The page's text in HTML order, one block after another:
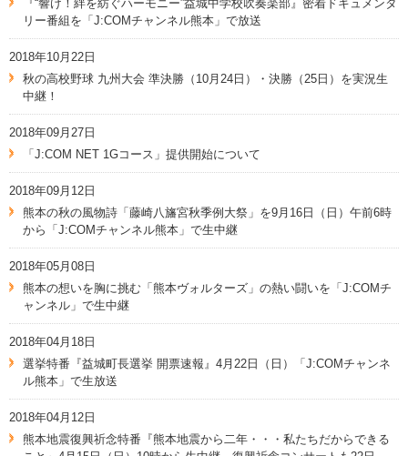
『“響け！絆を紡ぐハーモニー”益城中学校吹奏楽部』密着ドキュメンタ
リー番組を「J:COMチャンネル熊本」で放送
2018年10月22日
秋の高校野球 九州大会 準決勝（10月24日）・決勝（25日）を実況生
中継！
2018年09月27日
「J:COM NET 1Gコース」提供開始について
2018年09月12日
熊本の秋の風物詩「藤崎八旛宮秋季例大祭」を9月16日（日）午前6時
から「J:COMチャンネル熊本」で生中継
2018年05月08日
熊本の想いを胸に挑む「熊本ヴォルターズ」の熱い闘いを「J:COMチ
ャンネル」で生中継
2018年04月18日
選挙特番『益城町長選挙 開票速報』4月22日（日）「J:COMチャンネ
ル熊本」で生放送
2018年04月12日
熊本地震復興祈念特番『熊本地震から二年・・・私たちだからできる